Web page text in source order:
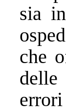
sia
che